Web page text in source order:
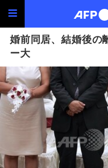
婚前同居、結婚後の
ー大